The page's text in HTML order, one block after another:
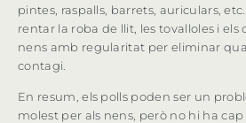
pintes, raspalls, barrets, auriculars,
rentar la roba de llit, les tovalloles i els
nens amb regularitat per eliminar
contagi.
En resum, els polls poden ser un
molest per als nens, però no hi ha